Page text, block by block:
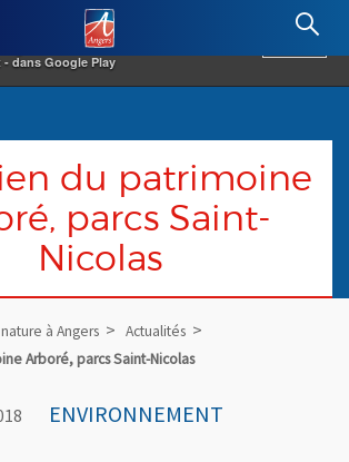
dans Google Play
Angers.fr : Retour à l'accueil
du patrimoine
parcs Saint-
Nicolas
à Angers
Actualités
Arboré, parcs Saint-Nicolas
ENVIRONNEMENT